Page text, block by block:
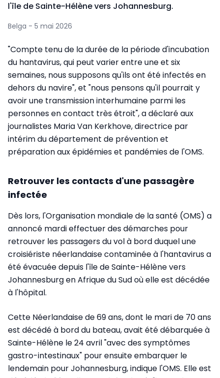
l'île de Sainte-Hélène vers Johannesburg.
Belga - 5 mai 2026
"Compte tenu de la durée de la période d'incubation
du hantavirus, qui peut varier entre une et six
semaines, nous supposons qu'ils ont été infectés en
dehors du navire", et "nous pensons qu'il pourrait y
avoir une transmission interhumaine parmi les
personnes en contact très étroit", a déclaré aux
journalistes Maria Van Kerkhove, directrice par
intérim du département de prévention et
préparation aux épidémies et pandémies de l'OMS.
Retrouver les contacts d'une passagère
infectée
Dès lors, l'Organisation mondiale de la santé (OMS) a
annoncé mardi effectuer des démarches pour
retrouver les passagers du vol à bord duquel une
croisiériste néerlandaise contaminée à l'hantavirus a
été évacuée depuis l'île de Sainte-Hélène vers
Johannesburg en Afrique du Sud où elle est décédée
à l'hôpital.
Cette Néerlandaise de 69 ans, dont le mari de 70 ans
est décédé à bord du bateau, avait été débarquée à
Sainte-Hélène le 24 avril "avec des symptômes
gastro-intestinaux" pour ensuite embarquer le
lendemain pour Johannesburg, indique l'OMS. Elle est